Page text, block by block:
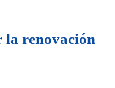
la renovación